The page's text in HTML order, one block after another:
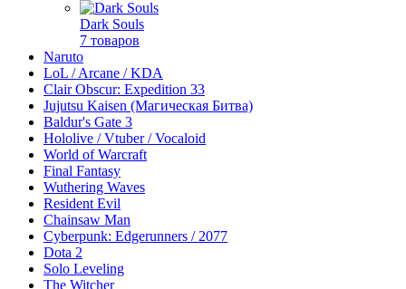
Dark Souls
7 товаров
Naruto
LoL / Arcane / KDA
Clair Obscur: Expedition 33
Jujutsu Kaisen (Магическая Битва)
Baldur's Gate 3
Hololive / Vtuber / Vocaloid
World of Warcraft
Final Fantasy
Wuthering Waves
Resident Evil
Chainsaw Man
Cyberpunk: Edgerunners / 2077
Dota 2
Solo Leveling
The Witcher